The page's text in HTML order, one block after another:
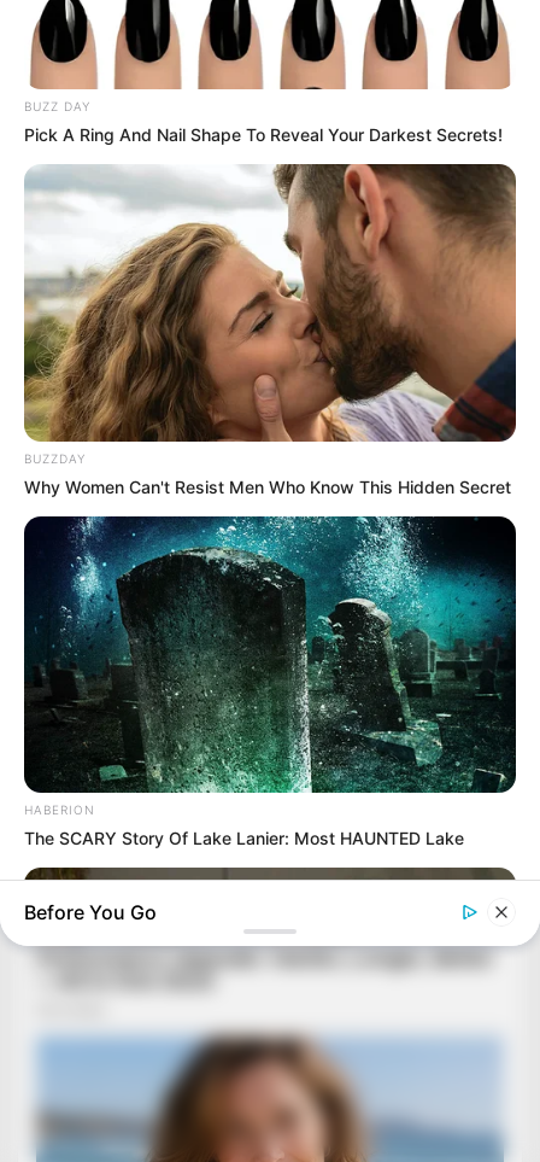
BUZZ DAY
Pick A Ring And Nail Shape To Reveal Your Darkest Secrets!
BUZZDAY
Why Women Can't Resist Men Who Know This Hidden Secret
HABERION
The SCARY Story Of Lake Lanier: Most HAUNTED Lake
Before You Go